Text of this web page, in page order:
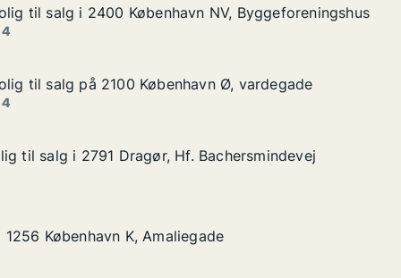
NV, Byggeforeningshus
2400 København NV, Byggeforeningshus
til salg i 2400 København NV, Byggeforeningshus
til salg i 2400 København NV, Byggeforeningshus
Ø, vardegade
2100 København Ø, vardegade
til salg på 2100 København Ø, vardegade
til salg på 2100 København Ø, vardegade
Dragør, Hf. Bachersmindevej
til salg i 2791 Dragør, Hf. Bachersmindevej
til salg i 2791 Dragør, Hf. Bachersmindevej
K, Amaliegade
København K, Amaliegade
København K, Amaliegade